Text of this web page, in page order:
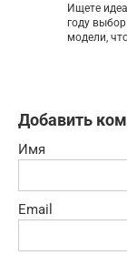
Ищете
году
модели,
Добавить
Имя
Email